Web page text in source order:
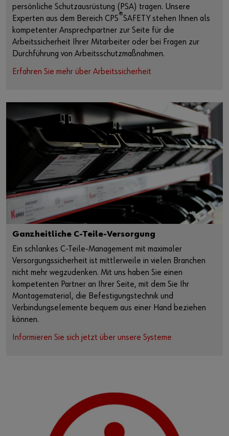
persönliche Schutzausrüstung (PSA) tragen. Unsere
Experten aus dem Bereich CPS®SAFETY stehen Ihnen als
kompetenter Ansprechpartner zur Seite für die
Arbeitssicherheit Ihrer Mitarbeiter oder bei Fragen zur
Durchführung von Arbeitsschutzmaßnahmen.
Erfahren Sie mehr über Arbeitssicherheit
Ganzheitliche C-Teile-Versorgung
Ein schlankes C-Teile-Management mit maximaler
Versorgungssicherheit ist mittlerweile in vielen Branchen
nicht mehr wegzudenken. Mit uns haben Sie einen
kompetenten Partner an Ihrer Seite, mit dem Sie Ihr
Montagematerial, die Befestigungstechnik und
Verbindungselemente bequem aus einer Hand beziehen
können.
Informieren Sie sich jetzt über unsere Systeme